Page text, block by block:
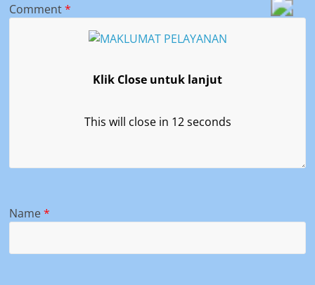
Comment*
Name*
Klik Close untuk lanjut
This will close in 12seconds